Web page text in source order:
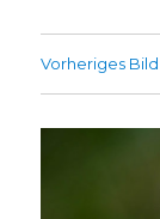
Vorheriges Bild